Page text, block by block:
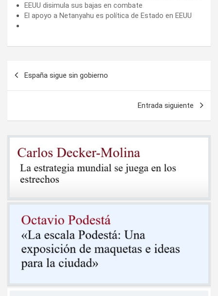
EEUU disimula sus bajas en combate
El apoyo a Netanyahu es política de Estado en EEUU
España sigue sin gobierno
Entrada siguiente